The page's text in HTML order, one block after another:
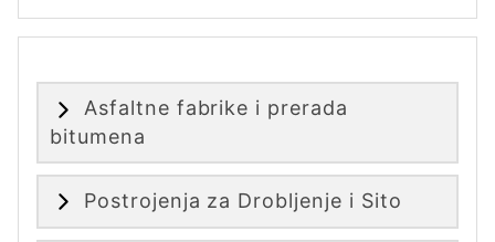
Asfaltne fabrike i prerada
bitumena
Postrojenja za Drobljenje i Sito